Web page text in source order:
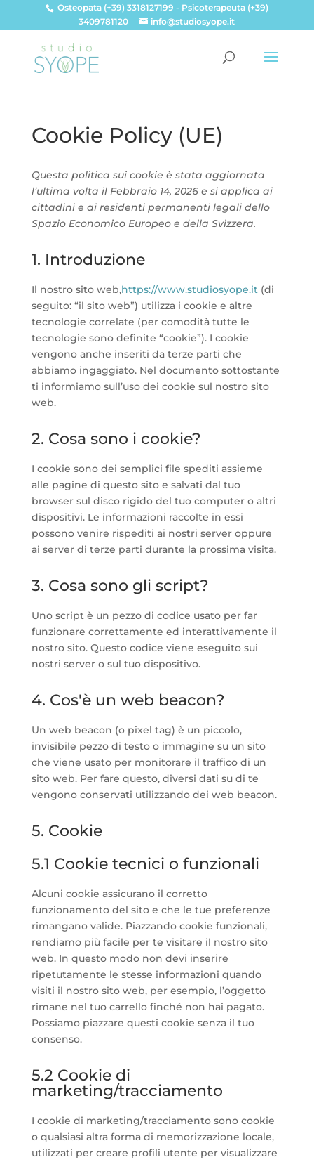
Osteopata (+39) 3318127199 - Psicoterapeuta (+39)
3409781120
info@studiosyope.it
Cookie Policy (UE)
Questa politica sui cookie è stata aggiornata
l’ultima volta il Febbraio 14, 2026 e si applica ai
cittadini e ai residenti permanenti legali dello
Spazio Economico Europeo e della Svizzera.
1. Introduzione
Il nostro sito web,https://www.studiosyope.it(di
seguito: “il sito web”) utilizza i cookie e altre
tecnologie correlate (per comodità tutte le
tecnologie sono definite “cookie”). I cookie
vengono anche inseriti da terze parti che
abbiamo ingaggiato. Nel documento sottostante
ti informiamo sull’uso dei cookie sul nostro sito
web.
2. Cosa sono i cookie?
I cookie sono dei semplici file spediti assieme
alle pagine di questo sito e salvati dal tuo
browser sul disco rigido del tuo computer o altri
dispositivi. Le informazioni raccolte in essi
possono venire rispediti ai nostri server oppure
ai server di terze parti durante la prossima visita.
3. Cosa sono gli script?
Uno script è un pezzo di codice usato per far
funzionare correttamente ed interattivamente il
nostro sito. Questo codice viene eseguito sui
nostri server o sul tuo dispositivo.
4. Cos'è un web beacon?
Un web beacon (o pixel tag) è un piccolo,
invisibile pezzo di testo o immagine su un sito
che viene usato per monitorare il traffico di un
sito web. Per fare questo, diversi dati su di te
vengono conservati utilizzando dei web beacon.
5. Cookie
5.1 Cookie tecnici o funzionali
Alcuni cookie assicurano il corretto
funzionamento del sito e che le tue preferenze
rimangano valide. Piazzando cookie funzionali,
rendiamo più facile per te visitare il nostro sito
web. In questo modo non devi inserire
ripetutamente le stesse informazioni quando
visiti il nostro sito web, per esempio, l’oggetto
rimane nel tuo carrello finché non hai pagato.
Possiamo piazzare questi cookie senza il tuo
consenso.
5.2 Cookie di
marketing/tracciamento
I cookie di marketing/tracciamento sono cookie
o qualsiasi altra forma di memorizzazione locale,
utilizzati per creare profili utente per visualizzare